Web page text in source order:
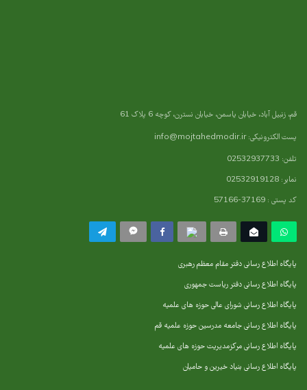
قم، زنبیل آباد، خیابان یاسمن، خیابان نسترن، کوچه 6 پلاک 61
پست الکترونیکی:info@mojtahedmodir.ir
تلفن: 02532937733
نمابر: 02532919128
کد پستی : 37169-57166
پایگاه اطلاع رسانی دفتر مقام معظم رهبری
پایگاه اطلاع رسانی دفتر ریاست جمهوری
پایگاه اطلاع رسانی شورای عالی حوزه های علمیه
پایگاه اطلاع رسانی جامعه مدرسین حوزه علمیه قم
پایگاه اطلاع رسانی مرکزمدیریت حوزه های علمیه
پایگاه اطلاع رسانی بنیاد خیرین و حامیان